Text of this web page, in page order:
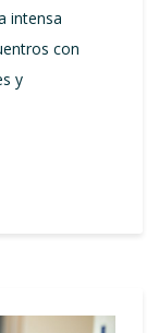
intensa
con
y